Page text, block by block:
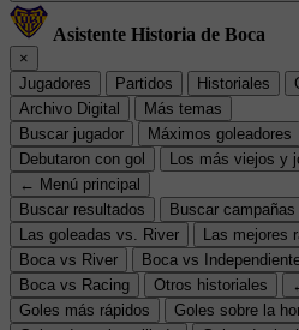
Asistente Historia de Boca
×
Jugadores
Partidos Historiales
Archivo Digital
Más temas
Buscar jugador
Máximos goleadores
Debutaron con gol
Los más viejos y
← Menú principal
Buscar resultados
Buscar campañas
Las goleadas vs. River
Las mejores
Boca vs River
Boca vs
Boca vs Racing
Otros historiales
Goles más rápidos
Goles sobre la